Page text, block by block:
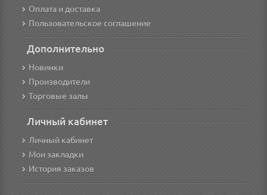
Оплата и доставка
Пользовательское соглашение
Дополнительно
Новинки
Производители
Торговые залы
Личный кабинет
Личный кабинет
Мои закладки
История заказов